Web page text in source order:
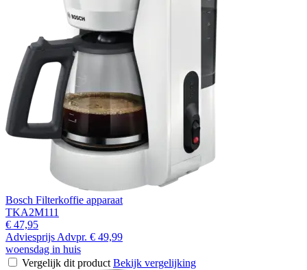
Bosch Filterkoffie apparaat
TKA2M111
€ 47,95
Adviesprijs Advpr. € 49,99
woensdag in huis
Vergelijk dit product Bekijk vergelijking